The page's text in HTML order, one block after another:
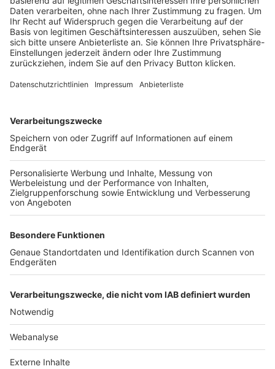
Trainerbörse
Login SpielPlus
FOLGE DEM BFV
TOP-VEREINE
TOP-PARTNER
Nutzungsbedingungen Datenschutz Impressum